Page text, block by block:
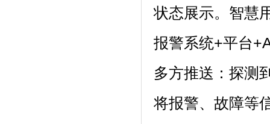
状态展示。智慧
报警系统+平台
多方推送：探测
将报警、故障等